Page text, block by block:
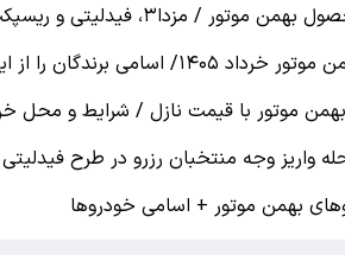
را از اینجا ببینید + لینک
موتور با قیمت نازل / شرایط و محل
وجه منتخبان رزرو در طرح فیدلیتی الیت و
بهمن موتور + اسامی خودروها